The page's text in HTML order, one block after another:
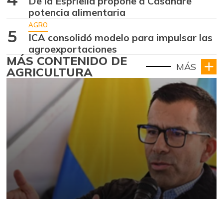
potencia alimentaria
5
AGRO
ICA consolidó modelo para impulsar las
agroexportaciones
MÁS CONTENIDO DE
AGRICULTURA MÁS